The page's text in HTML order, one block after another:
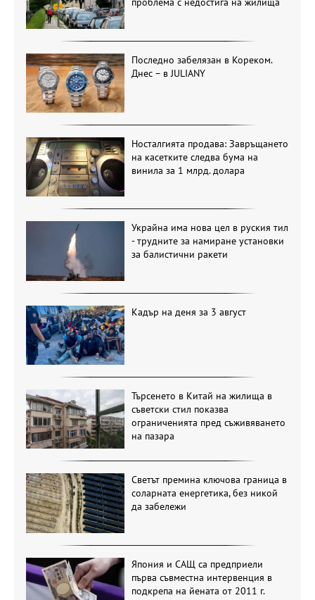
Последно забелязан в Кореком.
Днес – в JULIANY
Носталгията продава: Завръщането
на касетките следва бума на
винила за 1 млрд. долара
Украйна има нова цел в руския тил
- трудните за намиране установки
за балистични ракети
Кадър на деня за 3 август
Търсенето в Китай на жилища в
съветски стил показва
ограниченията пред съживяването
на пазара
Светът премина ключова граница в
соларната енергетика, без никой
да забележи
Япония и САЩ са предприели
първа съвместна интервенция в
подкрепа на йената от 2011 г.